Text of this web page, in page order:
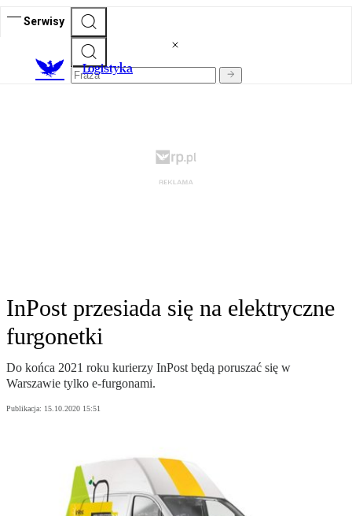
Serwisy
Logistyka
InPost przesiada się na elektryczne
furgonetki
Do końca 2021 roku kurierzy InPost będą poruszać się w
Warszawie tylko e-furgonami.
Publikacja: 15.10.2020 15:51